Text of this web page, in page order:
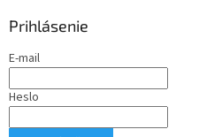
Prihlásenie
E-mail
Heslo